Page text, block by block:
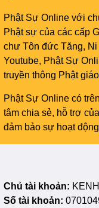
Phật Sự Online với
Phật sự của các cấp
chư Tôn đức Tăng,
Youtube, Phật Sự
truyền thông Phật
Phật Sự Online có
tâm chia sẻ, hỗ trợ
đảm bảo sự hoạt
Chủ tài khoản:
Số tài khoản: